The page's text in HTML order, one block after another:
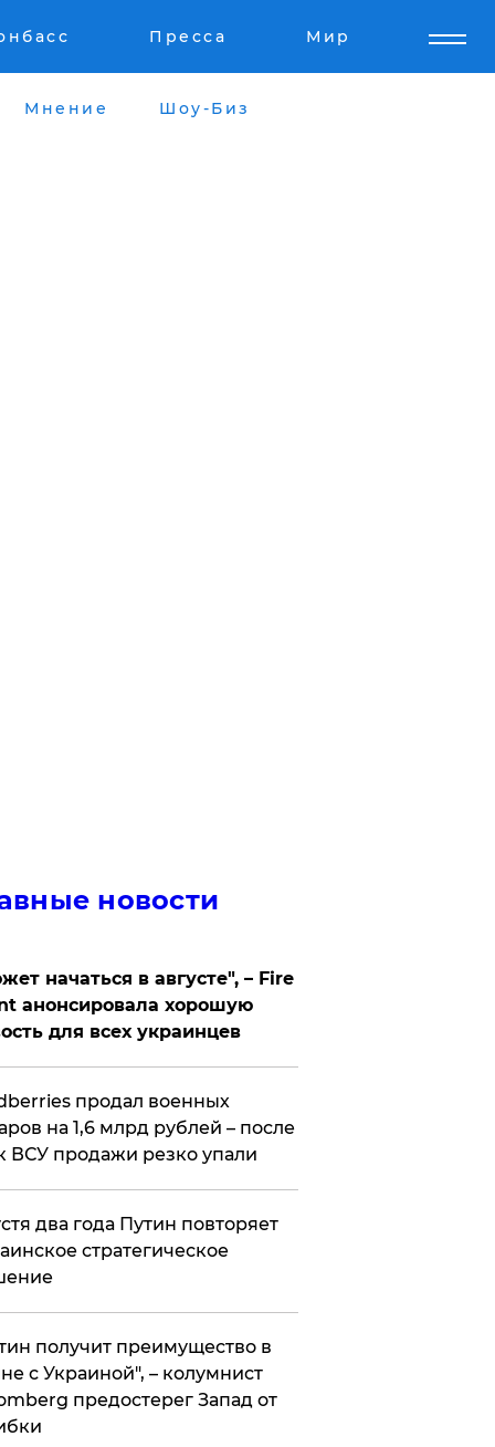
Пресса Мир
Мнение Шоу-Биз
новости
начаться в августе", – Fire
анонсировала хорошую
для всех украинцев
продал военных
на 1,6 млрд рублей – после
ВСУ продажи резко упали
два года Путин повторяет
стратегическое
получит преимущество в
с Украиной", – колумнист
предостерег Запад от